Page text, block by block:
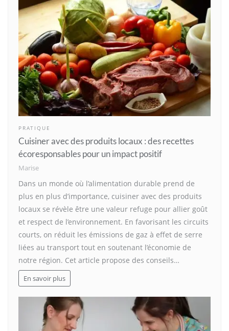
PRATIQUE
Cuisiner avec des produits locaux : des recettes
écoresponsables pour un impact positif
Marise
Dans un monde où l’alimentation durable prend de
plus en plus d’importance, cuisiner avec des produits
locaux se révèle être une valeur refuge pour allier goût
et respect de l’environnement. En favorisant les circuits
courts, on réduit les émissions de gaz à effet de serre
liées au transport tout en soutenant l’économie de
notre région. Cet article propose des conseils…
En savoir plus